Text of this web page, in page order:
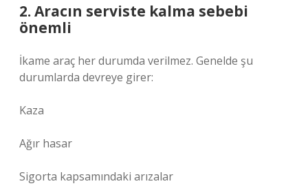
2. Aracın serviste kalma sebebi
önemli
İkame araç her durumda verilmez. Genelde şu
durumlarda devreye girer:
Kaza
Ağır hasar
Sigorta kapsamındaki arızalar